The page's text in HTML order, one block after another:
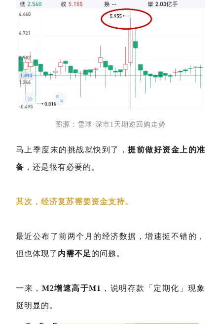
图源：雪球-深市1天期逆回购走势
马上季度末的挑战就快到了，提前做好资金上的准
备 ，还是很有必要的。
其次，经济复苏需要资金支持。
最近公布了前两个月的经济数据，增速挺不错的，
但也体现了 内需不足的问题。
一来， M2增速高于M1 ，说明存款「定期化」现象
挺明显的。